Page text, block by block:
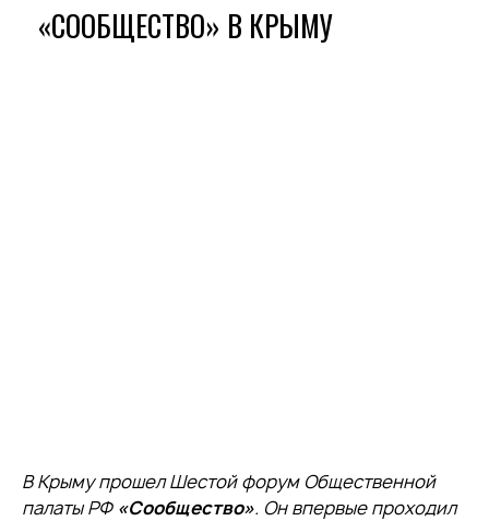
«СООБЩЕСТВО» В КРЫМУ
В Крыму прошел Шестой форум Общественной
палаты РФ «Сообщество». Он впервые проходил